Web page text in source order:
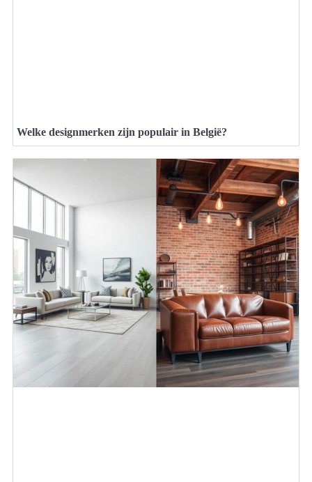
Welke designmerken zijn populair in België?